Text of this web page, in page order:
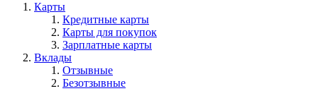
Карты
Кредитные карты
Карты для покупок
Зарплатные карты
Вклады
Отзывные
Безотзывные